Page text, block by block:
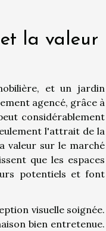
la valeur
et un jardin
agencé, grâce à
considérablement
l'attrait de la
valeur sur le marché
que les espaces
potentiels et font
visuelle soignée.
bien entretenue.